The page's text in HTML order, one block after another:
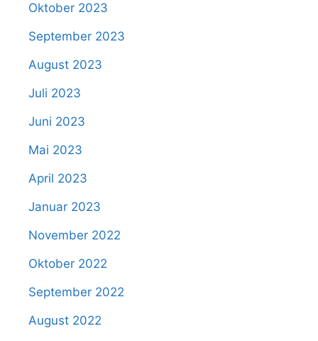
Oktober 2023
September 2023
August 2023
Juli 2023
Juni 2023
Mai 2023
April 2023
Januar 2023
November 2022
Oktober 2022
September 2022
August 2022